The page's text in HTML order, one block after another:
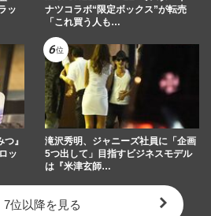
ッ
ナツコラボ“限定ボックス”が転売
「これ買う人も…
』
ッ
滝沢秀明、ジャニーズ社員に「企画
5つ出して」目指すビジネスモデル
は『米津玄師…
7位以降を見る